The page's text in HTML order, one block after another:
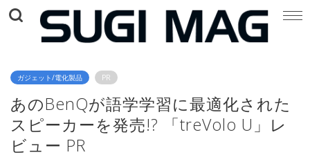
ガジェット/電化製品 PR
あのBenQが語学学習に最適化された
スピーカーを発売!? 「treVolo U」レ
ビュー PR